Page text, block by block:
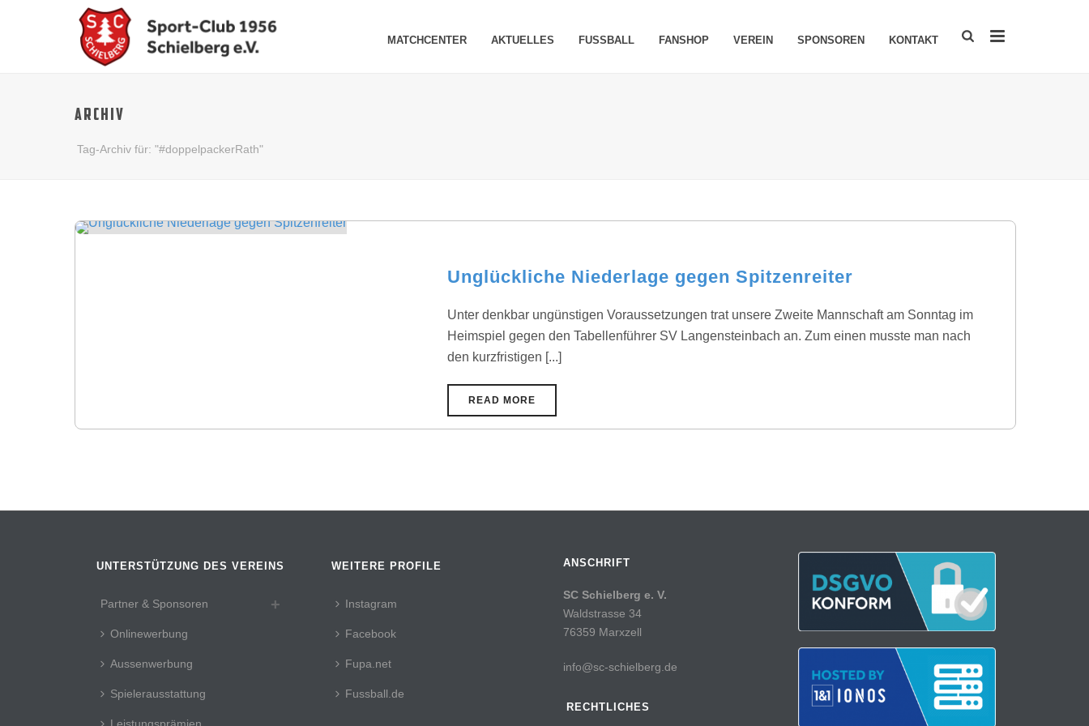
MATCHCENTER AKTUELLES FUSSBALL FANSHOP VEREIN SPONSOREN KONTAKT
ARCHIV
Tag-Archiv für: "#doppelpackerRath"
Unglückliche Niederlage gegen Spitzenreiter
Unter denkbar ungünstigen Voraussetzungen trat unsere Zweite Mannschaft am Sonntag im
Heimspiel gegen den Tabellenführer SV Langensteinbach an. Zum einen musste man nach
den kurzfristigen [...]
READ MORE
UNTERSTÜTZUNG DES VEREINS
Partner & Sponsoren
Onlinewerbung
Aussenwerbung
Spielerausstattung
WEITERE PROFILE
Instagram
Facebook
Fupa.net
Fussball.de
ANSCHRIFT
SC Schielberg e. V.
Waldstrasse 34
76359 Marxzell
info@sc-schielberg.de
RECHTLICHES